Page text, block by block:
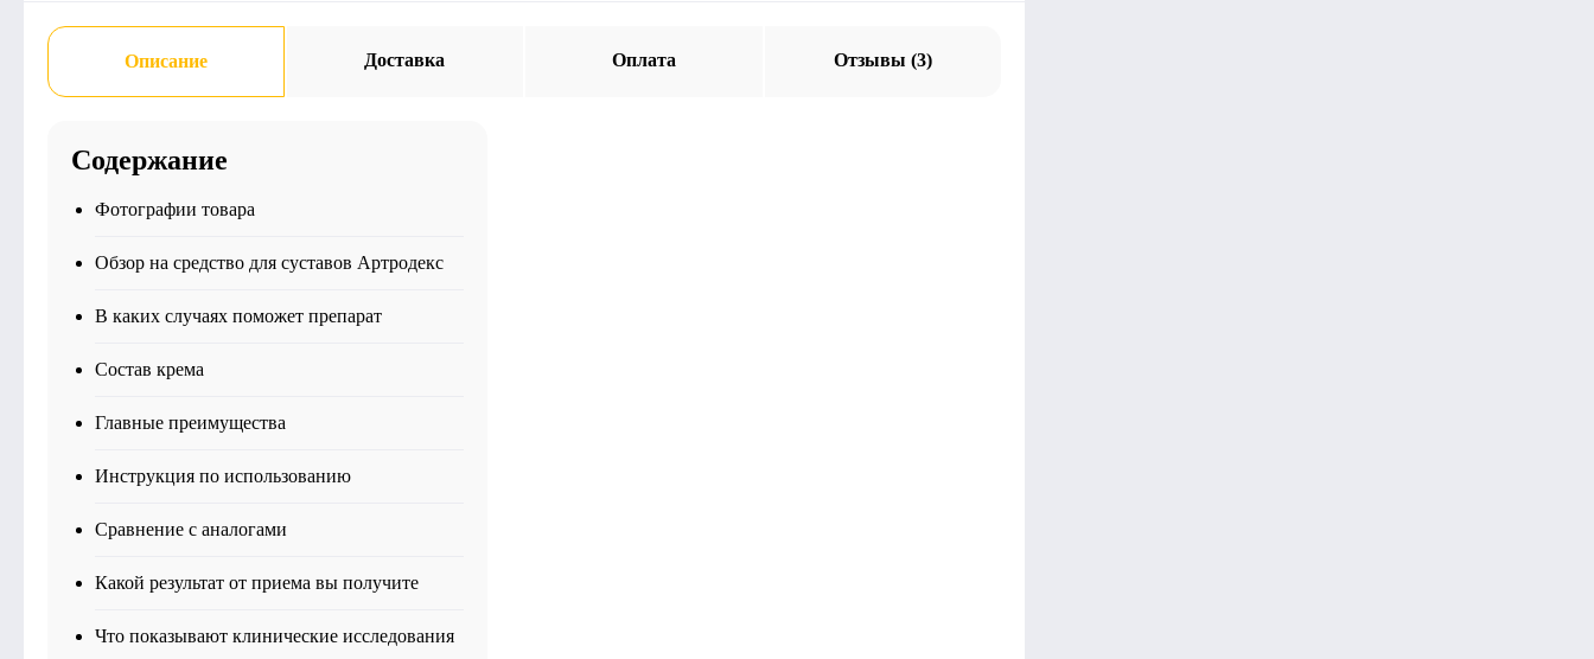
Описание Доставка Оплата Отзывы (3)
Содержание
Фотографии товара
Обзор на средство для суставов Артродекс
В каких случаях поможет препарат
Состав крема
Главные преимущества
Инструкция по использованию
Сравнение с аналогами
Какой результат от приема вы получите
Что показывают клинические исследования